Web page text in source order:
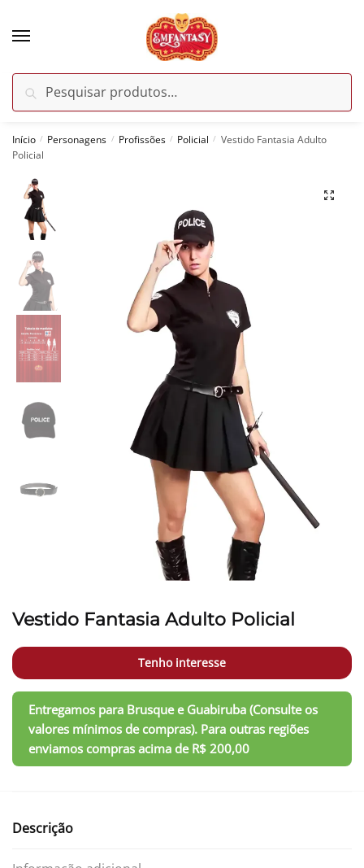
por:
Pesquisar
Início / Personagens / Profissões / Policial / Vestido Fantasia Adulto
Policial
Vestido Fantasia Adulto Policial
Tenho interesse
Descrição